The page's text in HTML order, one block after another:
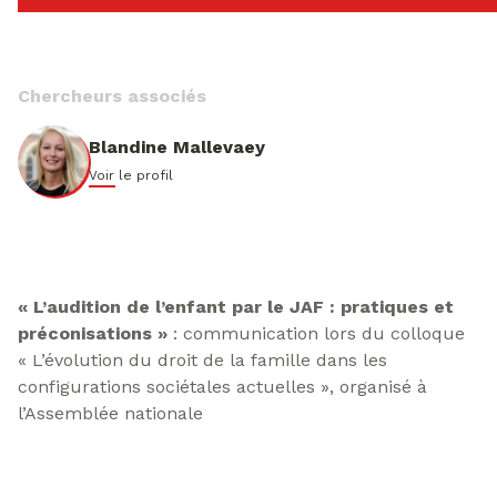
Chercheurs associés
Blandine Mallevaey
Voir le profil
« L’audition de l’enfant par le JAF : pratiques et
préconisations » : communication lors du colloque
« L’évolution du droit de la famille dans les
configurations sociétales actuelles », organisé à
l’Assemblée nationale